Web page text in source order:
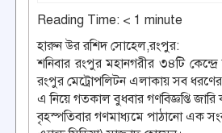
Reading Time: < 1 minute
হারুন উর রশিদ সোহেল,রংপুর:
শনিবার রংপুর মহানগরীর ৩৪টি
রংপুর মেট্রোপলিটন এলাকায় সব
এ নিয়ে গতকাল বুধবার গণবিজ্ঞপ্তি
বৃহস্পতিবার গণমাধ্যমে পাঠানো এক